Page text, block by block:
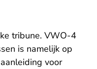
tribune. VWO-4
is namelijk op
voor